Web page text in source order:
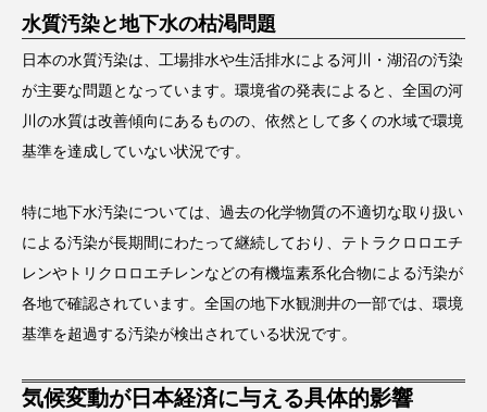
水質汚染と地下水の枯渇問題
日本の水質汚染は、工場排水や生活排水による河川・湖沼の汚染
が主要な問題となっています。環境省の発表によると、全国の河
川の水質は改善傾向にあるものの、依然として多くの水域で環境
基準を達成していない状況です。
特に地下水汚染については、過去の化学物質の不適切な取り扱い
による汚染が長期間にわたって継続しており、テトラクロロエチ
レンやトリクロロエチレンなどの有機塩素系化合物による汚染が
各地で確認されています。全国の地下水観測井の一部では、環境
基準を超過する汚染が検出されている状況です。
気候変動が日本経済に与える具体的影響